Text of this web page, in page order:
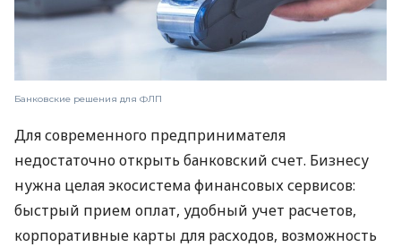
Банковские решения для ФЛП
Для современного предпринимателя
недостаточно открыть банковский счет. Бизнесу
нужна целая экосистема финансовых сервисов:
быстрый прием оплат, удобный учет расчетов,
корпоративные карты для расходов, возможность